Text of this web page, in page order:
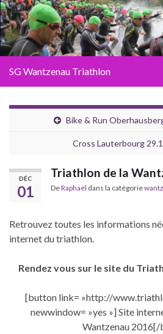
SG Wantzenau Triathlon
Bike & Run
Cross Lauterbourg
DÉC
01
Triathlon de la
DeRaphaël dans la catégorie
Retrouvez toutes les informations
internet du triathlon.
Rendez vous sur le site du
[button link= »http://
newwindow= »yes »] Site
Wantzenau